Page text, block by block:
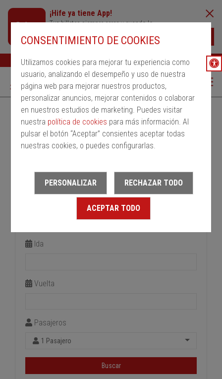
CONSENTIMIENTO DE COOKIES
Utilizamos cookies para mejorar tu experiencia como
usuario, analizando el desempeño y uso de nuestra
página web para mejorar nuestros productos,
personalizar anuncios, mejorar contenidos o colaborar
en nuestros estudios de marketing. Puedes visitar
nuestra política de cookies para más información. Al
pulsar el botón “Aceptar” consientes aceptar todas
nuestras cookies, o puedes configurarlas.
PERSONALIZAR RECHAZAR TODO
ACEPTAR TODO
¡Hife ya tiene App!
Tus billetes siempre cerca y cuando lo
Buscar Ayuda ESP
Desde
Estación de llegada
Ida
Vuelta
Pasajeros
1 Pasajero
Buscar